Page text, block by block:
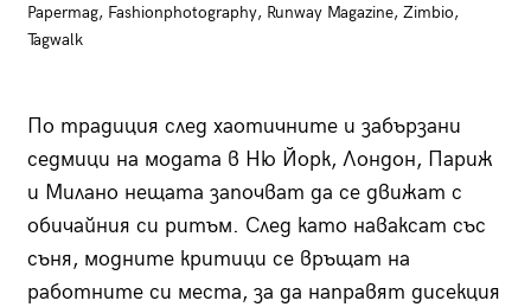
Papermag, Fashionphotography, Runway Magazine, Zimbio,
Tagwalk
По традиция след хаотичните и забързани
седмици на модата в Ню Йорк, Лондон, Париж
и Милано нещата започват да се движат с
обичайния си ритъм. След като наваксат със
съня, модните критици се връщат на
работните си места, за да направят дисекция